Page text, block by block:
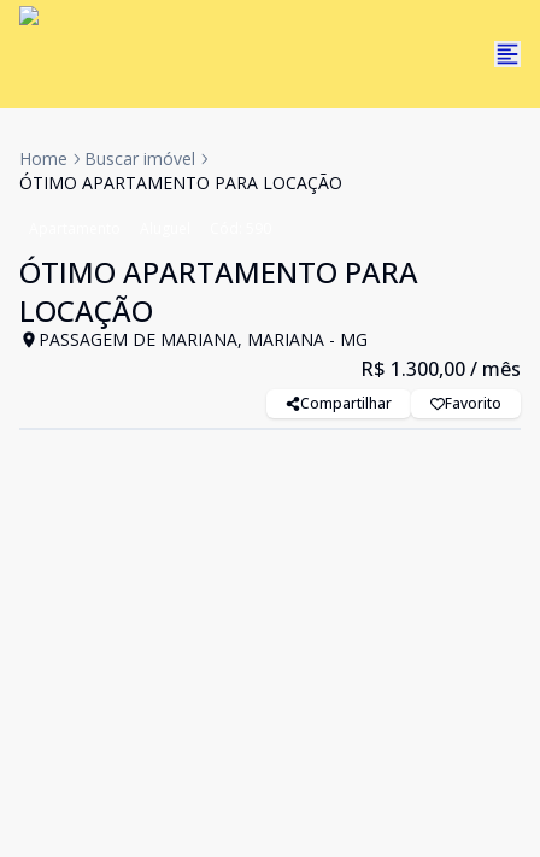
Home
Buscar imóvel
ÓTIMO APARTAMENTO PARA LOCAÇÃO
ÓTIMO APARTAMENTO PARA
LOCAÇÃO
PASSAGEM DE MARIANA, MARIANA - MG
R$ 1.300,00/ mês
Compartilhar Favorito